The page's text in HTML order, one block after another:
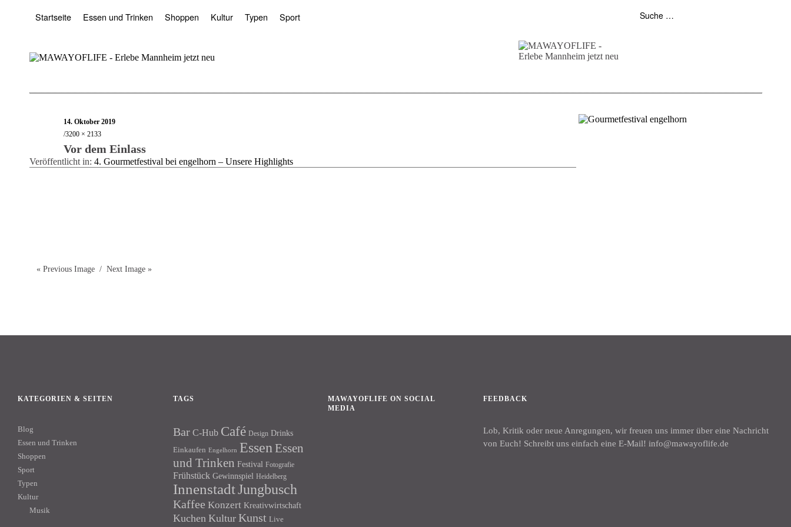
Startseite Essen und Trinken Shoppen Kultur Typen Sport
14. Oktober 2019
3200 × 2133
Vor dem Einlass
Veröffentlicht in: 4. Gourmetfestival bei engelhorn – Unsere Highlights
« Previous Image Next Image »
KATEGORIEN & SEITEN
Blog
Essen und Trinken
Shoppen
Sport
Typen
Kultur
Musik
TAGS
Bar C-Hub Café Design Drinks
Einkaufen Engelhorn Essen Essen
und Trinken Festival Fotografie
Frühstück Gewinnspiel Heidelberg
InnenstadtJungbusch
Kaffee Konzert Kreativwirtschaft
Kuchen Kultur Kunst Live
MAWAYOFLIFE ON SOCIAL
MEDIA
FEEDBACK
Lob, Kritik oder neue Anregungen, wir freuen uns immer über eine Nachricht
von Euch! Schreibt uns einfach eine E-Mail! info@mawayoflife.de